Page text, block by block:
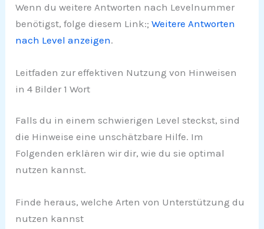
Wenn du weitere Antworten nach Levelnummer
benötigst, folge diesem Link:;Weitere Antworten
nach Level anzeigen.
Leitfaden zur effektiven Nutzung von Hinweisen
in 4 Bilder 1 Wort
Falls du in einem schwierigen Level steckst, sind
die Hinweise eine unschätzbare Hilfe. Im
Folgenden erklären wir dir, wie du sie optimal
nutzen kannst.
Finde heraus, welche Arten von Unterstützung du
nutzen kannst